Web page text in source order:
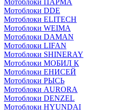
Мотоблоки DDE
Мотоблоки ELITECH
Мотоблоки WEIMA
Мотоблоки DAMAN
Мотоблоки LIFAN
Мотоблоки SHINERAY
Мотоблоки МОБИЛ К
Мотоблоки ЕНИСЕЙ
Мотоблоки РЫСЬ
Мотоблоки AURORA
Мотоблоки DENZEL
Мотоблоки HYUNDAI